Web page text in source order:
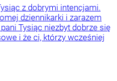
z dobrymi intencjami.
dziennikarki i zarazem
Tysiąc niezbyt dobrze się
i że ci, którzy wcześniej